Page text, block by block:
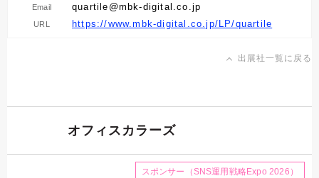
Email quartile@mbk-digital.co.jp
URL https://www.mbk-digital.co.jp/LP/quartile
出展社一覧に戻る
オフィスカラーズ
スポンサー（SNS運用戦略Expo 2026）